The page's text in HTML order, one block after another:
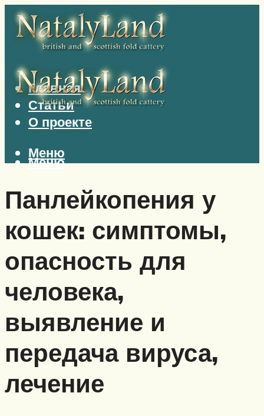
Главная
Статьи
О проекте
Меню
Меню
Панлейкопения у
кошек: симптомы,
опасность для
человека,
выявление и
передача вируса,
лечение